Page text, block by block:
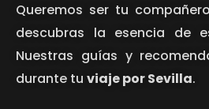
Queremos ser tu
descubras la esencia de
Nuestras guías y
durante tu viaje por Sevilla.